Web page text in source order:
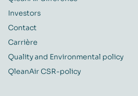
Investors
Contact
Carrière
Quality and Environmental policy
QleanAir CSR-policy